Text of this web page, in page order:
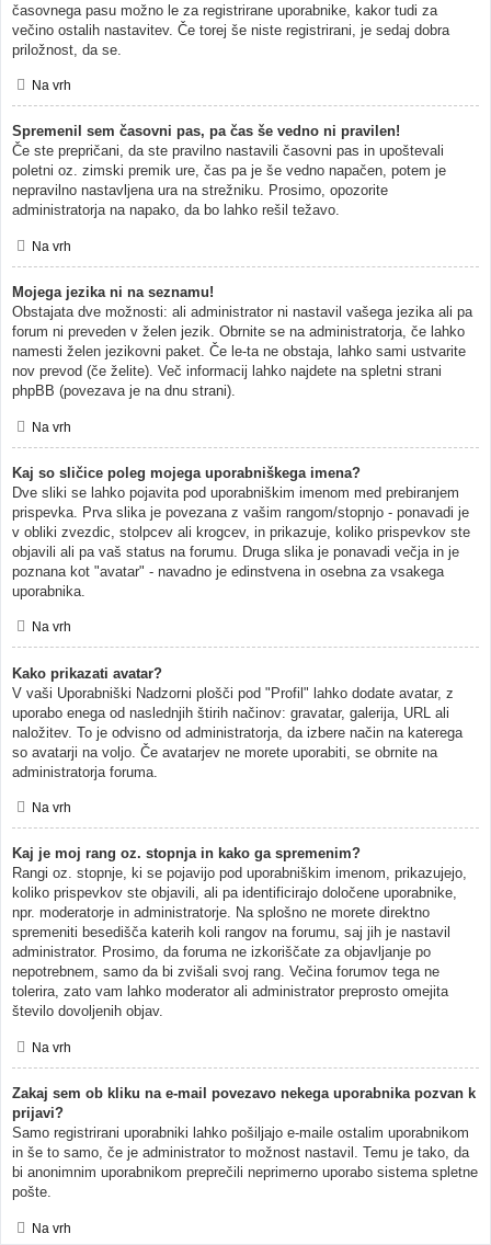
časovnega pasu možno le za registrirane uporabnike, kakor tudi za
večino ostalih nastavitev. Če torej še niste registrirani, je sedaj dobra
priložnost, da se.
Na vrh
Spremenil sem časovni pas, pa čas še vedno ni pravilen!
Če ste prepričani, da ste pravilno nastavili časovni pas in upoštevali
poletni oz. zimski premik ure, čas pa je še vedno napačen, potem je
nepravilno nastavljena ura na strežniku. Prosimo, opozorite
administratorja na napako, da bo lahko rešil težavo.
Na vrh
Mojega jezika ni na seznamu!
Obstajata dve možnosti: ali administrator ni nastavil vašega jezika ali pa
forum ni preveden v želen jezik. Obrnite se na administratorja, če lahko
namesti želen jezikovni paket. Če le-ta ne obstaja, lahko sami ustvarite
nov prevod (če želite). Več informacij lahko najdete na spletni strani
phpBB (povezava je na dnu strani).
Na vrh
Kaj so sličice poleg mojega uporabniškega imena?
Dve sliki se lahko pojavita pod uporabniškim imenom med prebiranjem
prispevka. Prva slika je povezana z vašim rangom/stopnjo - ponavadi je
v obliki zvezdic, stolpcev ali krogcev, in prikazuje, koliko prispevkov ste
objavili ali pa vaš status na forumu. Druga slika je ponavadi večja in je
poznana kot "avatar" - navadno je edinstvena in osebna za vsakega
uporabnika.
Na vrh
Kako prikazati avatar?
V vaši Uporabniški Nadzorni plošči pod "Profil" lahko dodate avatar, z
uporabo enega od naslednjih štirih načinov: gravatar, galerija, URL ali
naložitev. To je odvisno od administratorja, da izbere način na katerega
so avatarji na voljo. Če avatarjev ne morete uporabiti, se obrnite na
administratorja foruma.
Na vrh
Kaj je moj rang oz. stopnja in kako ga spremenim?
Rangi oz. stopnje, ki se pojavijo pod uporabniškim imenom, prikazujejo,
koliko prispevkov ste objavili, ali pa identificirajo določene uporabnike,
npr. moderatorje in administratorje. Na splošno ne morete direktno
spremeniti besedišča katerih koli rangov na forumu, saj jih je nastavil
administrator. Prosimo, da foruma ne izkoriščate za objavljanje po
nepotrebnem, samo da bi zvišali svoj rang. Večina forumov tega ne
tolerira, zato vam lahko moderator ali administrator preprosto omejita
število dovoljenih objav.
Na vrh
Zakaj sem ob kliku na e-mail povezavo nekega uporabnika pozvan k
prijavi?
Samo registrirani uporabniki lahko pošiljajo e-maile ostalim uporabnikom
in še to samo, če je administrator to možnost nastavil. Temu je tako, da
bi anonimnim uporabnikom preprečili neprimerno uporabo sistema spletne
pošte.
Na vrh